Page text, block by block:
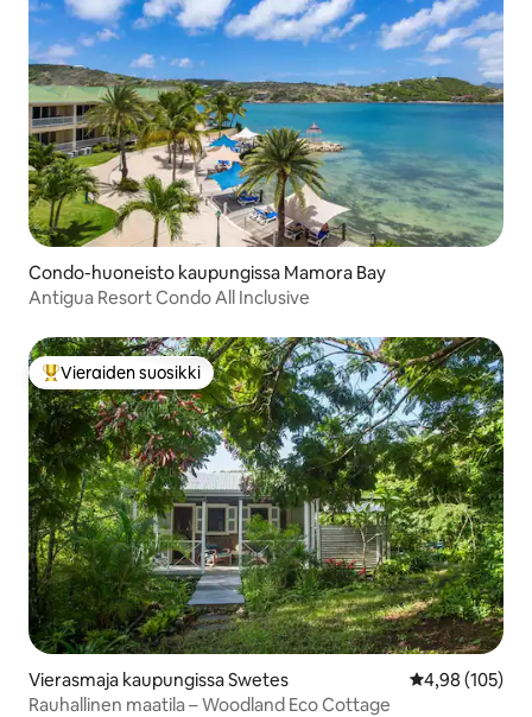
Condo-huoneisto kaupungissa Mamora Bay
Antigua Resort Condo All Inclusive
Vieraiden suosikkien parhaimmistoa
Vieraiden suosikki
Vierasmaja kaupungissa Swetes
4,98 (105)
Rauhallinen maatila – Woodland Eco Cottage